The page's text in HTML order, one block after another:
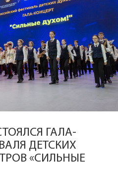
ГАЛА-
ДЕТСКИХ
«СИЛЬНЫЕ